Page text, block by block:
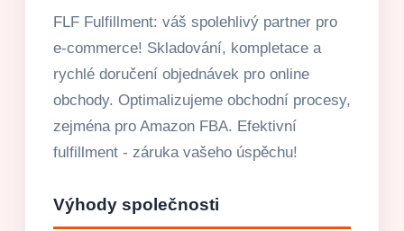
FLF Fulfillment: váš spolehlivý partner pro
e-commerce! Skladování, kompletace a
rychlé doručení objednávek pro online
obchody. Optimalizujeme obchodní procesy,
zejména pro Amazon FBA. Efektivní
fulfillment - záruka vašeho úspěchu!
Výhody společnosti